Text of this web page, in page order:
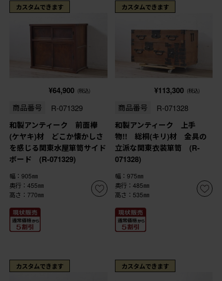
カスタムできます
¥64,900 (税込)
商品番号 R-071329
和製アンティーク 前面欅
(ケヤキ)材 どこか懐かしさ
を感じる関東水屋箪笥サイド
ボード (R-071329)
幅：905㎜
奥行：455㎜
高さ：770㎜
カスタムできます
¥113,300 (税込)
商品番号 R-071328
和製アンティーク 上手
物!! 総桐(キリ)材 金具の
立派な関東衣装箪笥 (R-
071328)
幅：975㎜
奥行：485㎜
高さ：535㎜
カスタムできます カスタムできます